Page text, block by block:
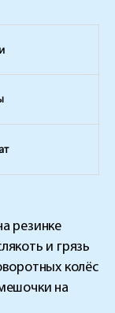
резинке
и грязь
колёс
на